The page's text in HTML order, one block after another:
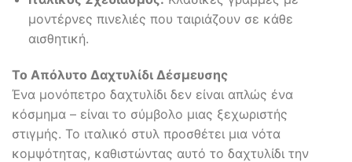
μοντέρνες πινελιές που ταιριάζουν σε κάθε
αισθητική.
Το Απόλυτο Δαχτυλίδι Δέσμευσης
Ένα μονόπετρο δαχτυλίδι δεν είναι απλώς ένα
κόσμημα – είναι το σύμβολο μιας ξεχωριστής
στιγμής. Το ιταλικό στυλ προσθέτει μια νότα
κομψότητας, καθιστώντας αυτό το δαχτυλίδι την